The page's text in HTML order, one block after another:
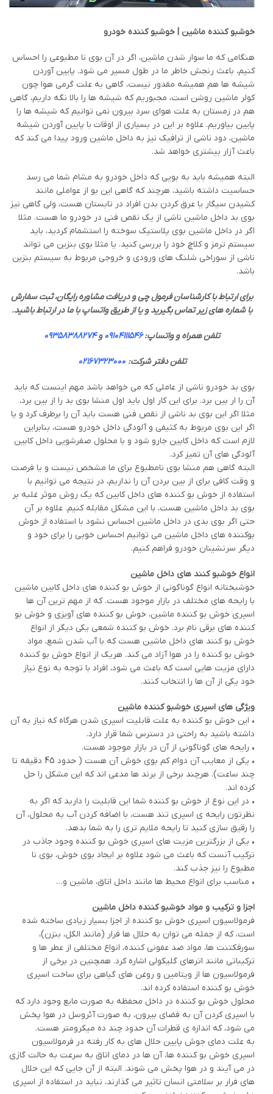
خوشبو کننده ماشین | خوشبو کننده خودرو
هنگامی که ما سوار شدن ماشین، اگر در آن بوی نا مطبوعی را احساس
کنیم، باعث رنجش خاطر ما در طول مسیر می شود. پایین آوردن
شیشه ها هم همیشه مقدور نیست، گاهی به علت گرمی هوا چون
کولر ماشین روشن است، مجبوریم که شیشه ها را بالا نگه داریم، گاهی
هم در زمستان به علت هوای سرد بیرون نمی توانیم که شیشه ها را
پایین بیاوریم. علاوه بر این در بسیاری از اوقات با پایین آوردن شیشه
ماشین، دود ناشی از ترافیک نیز به داخل ماشین ورود پیدا می کند که
باعث آزار بیشتری خواهد شد.
البته همیشه باید به بویی که داخل خودرو به مشام شما می رسد
حساسیت داشته باشید، هرچند که گاهی این بو از عواملی مانند
کشیدن سیگار یا عرق کردن بدن افراد در تابستان هست، ولی گاهی نیز
بوی بد داخل ماشین ناشی از یک نقص فنی در خودرو ما هست. مثلا
اگر در داخل ماشین بوی پلاستیک سوخته را استشمام کردید، باید
سیستم ترمز و کلاچ خود را بررسی کنید. یا مثلا بوی بنزین می تواند
ناشی از سوراخی شلنگ های ورودی و خروجی مربوط به سیستم بنزین
باشد.
برای ارتباط با کارشناسان فرمول چی و دریافت مشاوره رایگان، ثبت سفارش
با شماره های زیر تماس بگیرید و یا از طریق واتساپ با ما در ارتباط باشید.
تلفن همراه و واتساپ:09104111546 و09358388274
تلفن دفتر شرکت: 02167323000
بوی بد خودرو ناشی از عاملی که می خواهد باشد مهم اینست که باید
آن را ار بین برد. برای این کار اول باید اول منشا بوی بد را از بین برد،
مثلا اگر این بوی بد ناشی از نقص فنی هست باید آن را برطرف کرد و یا
اگر این بوی مربوط به کثیفی و آلودگی داخل خودرو هست، بنابراین
لازم است که داخل کابین جارو شود و با محلول صفرشویی داخل کابین
آلودگی های آن تمیز کرد.
البته گاهی هم منشا بوی نامطبوع برای ما مشخص نیست و یا فرصت
و وقت کافی برای از بین بردن آن را نداریم، در نتیجه می توانیم با
استفاده از خوش بو کننده های داخل کابین که یک روش موثر غلبه بر
بوی بد داخل ماشین هست، با این مشکل مقابله کنیم. علاوه بر آن
حتی اگر بوی بدی در داخل ماشین احساس نشود با استفاده از خوش
بوکننده های داخل ماشین می توانیم احساس خوبی را برای خود و
دیگر سرنشینان خودرو فراهم کنیم.
انواع خوشبو کنند های داخل ماشین
خوشبختانه انواع گوناگونی از خوش بو کننده های داخل کابین ماشین
با رایحه های مختلف در بازار موجود هست. که از مهم ترین آن ها
اسپری خوش بو کننده ماشین، خوش بو کننده های آویزی و خوش بو
کننده های برقی نام برد. خوش بو کننده شمعی یکی دیگر از انواع
خوش بو کنند های داخل ماشین هست که با آب شدن شمع، مواد
خوش بو کننده را در هوا آزاد می کند. هریک از انواع خوش بو کننده
دارای مزیت هایی است که باعث می شود، افراد با توجه به نوع نیاز
خود یکی از آن ها را انتخاب کنند.
ویژگی های اسپری خوشبو کننده ماشین
• این خوش بو کننده به علت قابلیت اسپری شدن هرگاه که نیاز به آن
داشته باشید به راحتی در دسترس شما قرار دارد.
• رایحه های گوناگونی از آن در بازار موجود هست.
• یکی از معایب آن دوام کم بوی خوش آن هست ( حدود 45 دقیقه تا
چند ساعت). هرچند برخی از برند ها مدعی اند که این مشکل را حل
کرده اند.
• در این نوع از خوش بو کننده شما این قابلیت را دارید که اگر به
نظرتون رایحه ی اسپری تند هست، با اضافه کردن آب به محلول، آن
را رقیق سازی کنید تا رایحه ملایم تری را به شما بدهد.
• یکی از بزرگترین مزیت های اسپری خوش بو کننده وجود جاذب در
ترکیب آنست که باعث می شود علاوه بر ایجاد بوی خوش، بوی نا
مطبوع را نیز جذب کند.
• مناسب برای انواع محیط ها مانند داخل اتاق، ماشین و…
اجزا و ترکیب و مواد خوشبو کننده داخل ماشین
فرمولاسیون اسپری خوش بو کننده از اجزا بسیار زیادی ساخته شده
است، که از جمله می توان به حلال ها فرار (مانند الکل، بنزن)،
سورفکتنت ها، مواد ضد عفونی کننده، انواع مختلفی از عطر ها و
ترکیباتی مانند اترهای گلیکولی اشاره کرد. همچنین در برخی از
فرمولاسیون ها از ویتامین و روغن های گیاهی برای ساخت اسپری
خوش بو کننده استفاده کرده اند.
محلول خوش بو کننده در داخل محفظه به صورت مایع وجود دارد که
با اسپری کردن آن به فضای بیرون، به صورت آئروسل در هوا پخش
می شود، که اندازه ی قطرات آن حدود چند ده میکرومتر هست.
به علت دمای جوش پایین حلال های به کار رفته در فرمولاسیون
اسپری خوش بو کننده ها، آن ها در دمای اتاق به سرعت به حالت گازی
در می آیند و در هوا پخش می شوند. البته از آن جایی که این حلال
های فرار بر سلامتی انسان تاثیر می گذارند، نباید در استفاده از اسپری